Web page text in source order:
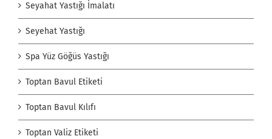
Seyahat Yastığı İmalatı
Seyehat Yastığı
Spa Yüz Göğüs Yastığı
Toptan Bavul Etiketi
Toptan Bavul Kılıfı
Toptan Valiz Etiketi